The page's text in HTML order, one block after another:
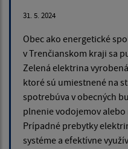
31. 5. 2024
Obec ako energetické
v Trenčianskom kraji sa
Zelená elektrina
ktoré sú umiestnené na
spotrebúva v obecných
plnenie vodojemov
Prípadné prebytky
systéme a efektívne